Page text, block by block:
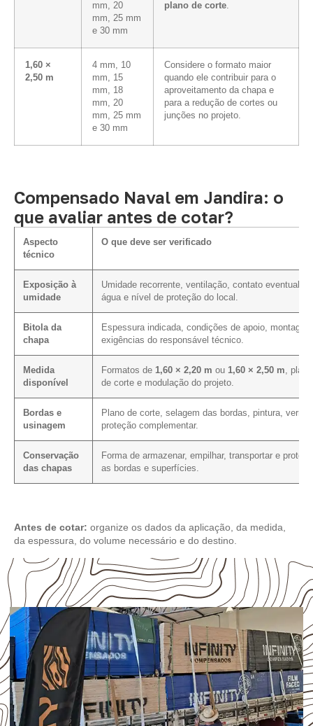
mm, 20
mm, 25 mm
e 30 mm
plano de corte.
1,60 ×
2,50 m
4 mm, 10
mm, 15
mm, 18
mm, 20
mm, 25 mm
e 30 mm
Considere o formato maior
quando ele contribuir para o
aproveitamento da chapa e
para a redução de cortes ou
junções no projeto.
Compensado Naval em Jandira: o
que avaliar antes de cotar?
Aspecto
técnico
O que deve ser verificado
Exposição à
umidade
Umidade recorrente, ventilação, contato eventual
água e nível de proteção do local.
Bitola da
chapa
Espessura indicada, condições de apoio,
exigências do responsável técnico.
Medida
disponível
Formatos de 1,60 × 2,20 m ou 1,60 × 2,50 m, plano
de corte e modulação do projeto.
Bordas e
usinagem
Plano de corte, selagem das bordas, pintura, verniz
proteção complementar.
Conservação
das chapas
Forma de armazenar, empilhar, transportar e
as bordas e superfícies.
Antes de cotar: organize os dados da aplicação, da medida,
da espessura, do volume necessário e do destino.